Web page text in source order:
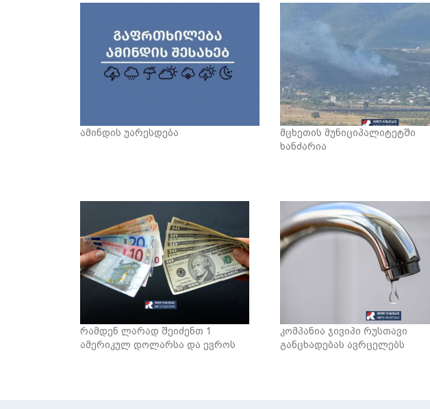
ამინდის უარესდება
მცხეთის მუნიციპალიტეტში
ხანძარია
რამდენ ლარად შეიძენთ 1
ამერიკულ დოლარსა და ევროს
კომპანია ჯივიპი რუსთავი
განცხადებას ავრცელებს